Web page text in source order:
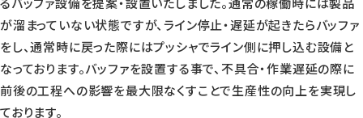
が溜まっていない状態ですが、ライン停止・遅延が起きたらバッファ
をし、通常時に戻った際にはプッシャでライン側に押し込む設備と
なっております。バッファを設置する事で、不具合・作業遅延の際に
前後の工程への影響を最大限なくすことで生産性の向上を実現し
ております。